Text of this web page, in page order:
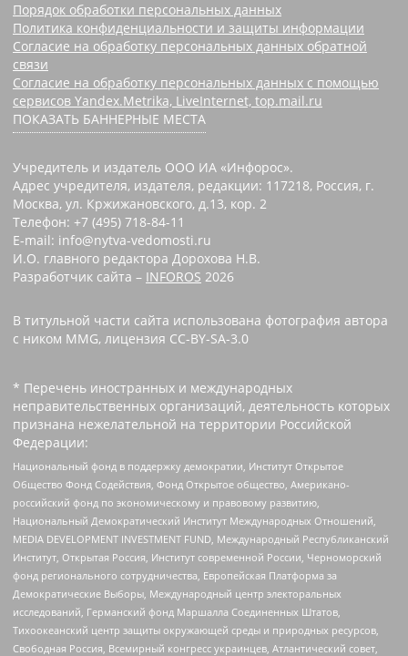
Порядок обработки персональных данных
Политика конфиденциальности и защиты информации
Согласие на обработку персональных данных обратной
связи
Согласие на обработку персональных данных с помощью
сервисов Yandex.Metrika, LiveInternet, top.mail.ru
ПОКАЗАТЬ БАННЕРНЫЕ МЕСТА
Учредитель и издатель ООО ИА «Инфорос».
Адрес учредителя, издателя, редакции: 117218, Россия, г.
Москва, ул. Кржижановского, д.13, кор. 2
Телефон: +7 (495) 718-84-11
E-mail: info@nytva-vedomosti.ru
И.О. главного редактора Дорохова Н.В.
Разработчик сайта – INFOROS 2026
В титульной части сайта использована фотография автора
с ником MMG, лицензия CC-BY-SA-3.0
* Перечень иностранных и международных
неправительственных организаций, деятельность которых
признана нежелательной на территории Российской
Федерации:
Национальный фонд в поддержку демократии, Институт Открытое
Общество Фонд Содействия, Фонд Открытое общество, Американо-
российский фонд по экономическому и правовому развитию,
Национальный Демократический Институт Международных Отношений,
MEDIA DEVELOPMENT INVESTMENT FUND, Международный Республиканский
Институт, Открытая Россия, Институт современной России, Черноморский
фонд регионального сотрудничества, Европейская Платформа за
Демократические Выборы, Международный центр электоральных
исследований, Германский фонд Маршалла Соединенных Штатов,
Тихоокеанский центр защиты окружающей среды и природных ресурсов,
Свободная Россия, Всемирный конгресс украинцев, Атлантический совет,